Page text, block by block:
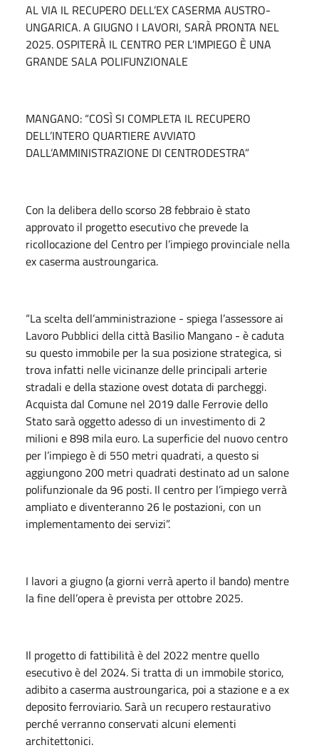
AL VIA IL RECUPERO DELL’EX CASERMA AUSTRO-
UNGARICA. A GIUGNO I LAVORI, SARÀ PRONTA NEL
2025. OSPITERÀ IL CENTRO PER L’IMPIEGO È UNA
GRANDE SALA POLIFUNZIONALE
MANGANO: “COSÌ SI COMPLETA IL RECUPERO
DELL’INTERO QUARTIERE AVVIATO
DALL’AMMINISTRAZIONE DI CENTRODESTRA”
Con la delibera dello scorso 28 febbraio è stato
approvato il progetto esecutivo che prevede la
ricollocazione del Centro per l’impiego provinciale nella
ex caserma austroungarica.
“La scelta dell’amministrazione - spiega l’assessore ai
Lavoro Pubblici della città Basilio Mangano - è caduta
su questo immobile per la sua posizione strategica, si
trova infatti nelle vicinanze delle principali arterie
stradali e della stazione ovest dotata di parcheggi.
Acquista dal Comune nel 2019 dalle Ferrovie dello
Stato sarà oggetto adesso di un investimento di 2
milioni e 898 mila euro. La superficie del nuovo centro
per l’impiego è di 550 metri quadrati, a questo si
aggiungono 200 metri quadrati destinato ad un salone
polifunzionale da 96 posti. Il centro per l’impiego verrà
ampliato e diventeranno 26 le postazioni, con un
implementamento dei servizi”.
I lavori a giugno (a giorni verrà aperto il bando) mentre
la fine dell’opera è prevista per ottobre 2025.
Il progetto di fattibilità è del 2022 mentre quello
esecutivo è del 2024. Si tratta di un immobile storico,
adibito a caserma austroungarica, poi a stazione e a ex
deposito ferroviario. Sarà un recupero restaurativo
perché verranno conservati alcuni elementi
architettonici.